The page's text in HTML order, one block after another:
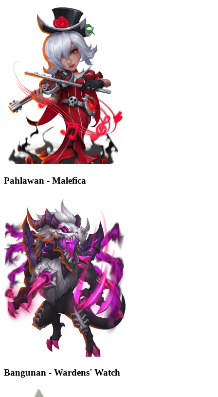
Pahlawan - Malefica
Bangunan - Wardens' Watch